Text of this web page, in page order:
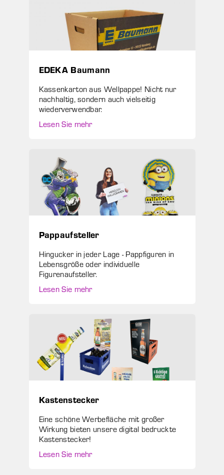
EDEKA Baumann
Kassenkarton aus Wellpappe! Nicht nur
nachhaltig, sondern auch vielseitig
wiederverwendbar.
Lesen Sie mehr
Pappaufsteller
Hingucker in jeder Lage - Pappfiguren in
Lebensgröße oder individuelle
Figurenaufsteller.
Lesen Sie mehr
Kastenstecker
Eine schöne Werbefläche mit großer
Wirkung bieten unsere digital bedruckte
Kastenstecker!
Lesen Sie mehr